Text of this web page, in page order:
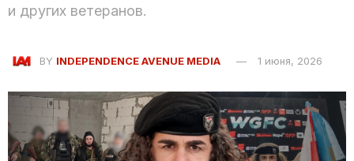
и других ветеранов.
BY INDEPENDENCE AVENUE MEDIA 1 июня, 2026